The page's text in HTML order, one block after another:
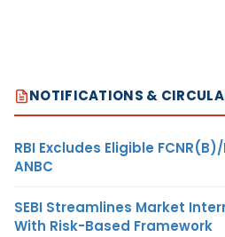
NOTIFICATIONS &
RBI Excludes Eligible
ANBC
SEBI Streamlines Market
With Risk-Based Framework